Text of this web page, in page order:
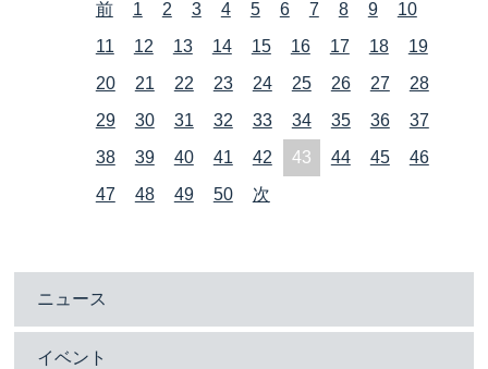
前 1 2 3 4 5 6 7 8 9
10
11
12 13 14 15 16 17 18
19
20
21 22 23 24 25 26 27
28
29
30 31 32 33 34 35 36
37
38
39 40 41 42 43 44 45
46
47
48 49 50 次
ニュース
イベント